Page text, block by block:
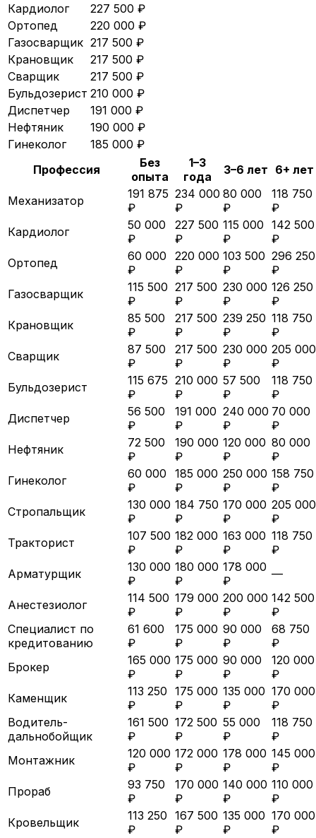
Кардиолог
227 500 ₽
Ортопед
220 000 ₽
Газосварщик 217 500 ₽
Крановщик
217 500 ₽
Сварщик
217 500 ₽
Бульдозерист 210 000 ₽
Диспетчер
191 000 ₽
Нефтяник
190 000 ₽
Гинеколог
185 000 ₽
Профессия
Без
опыта
1–3
года
3–6 лет 6+ лет
Механизатор
191 875
₽
234 000
₽
80 000
₽
118 750
₽
Кардиолог
50 000
₽
227 500
₽
115 000
₽
142 500
₽
Ортопед
60 000
₽
220 000
₽
103 500
₽
296 250
₽
Газосварщик
115 500
₽
217 500
₽
230 000
₽
126 250
₽
Крановщик
85 500
₽
217 500
₽
239 250
₽
118 750
₽
Сварщик
87 500
₽
217 500
₽
230 000
₽
205 000
₽
Бульдозерист
115 675
₽
210 000
₽
57 500
₽
118 750
₽
Диспетчер
56 500
₽
191 000
₽
240 000
₽
70 000
₽
Нефтяник
72 500
₽
190 000
₽
120 000
₽
80 000
₽
Гинеколог
60 000
₽
185 000
₽
250 000
₽
158 750
₽
Стропальщик
130 000
₽
184 750
₽
170 000
₽
205 000
₽
Тракторист
107 500
₽
182 000
₽
163 000
₽
118 750
₽
Арматурщик
130 000
₽
180 000
₽
178 000
₽
—
Анестезиолог
114 500
₽
179 000
₽
200 000
₽
142 500
₽
Специалист по
кредитованию
61 600
₽
175 000
₽
90 000
₽
68 750
₽
Брокер
165 000
₽
175 000
₽
90 000
₽
120 000
₽
Каменщик
113 250
₽
175 000
₽
135 000
₽
170 000
₽
Водитель-
дальнобойщик
161 500
₽
172 500
₽
55 000
₽
118 750
₽
Монтажник
120 000
₽
172 000
₽
178 000
₽
145 000
₽
Прораб
93 750
₽
170 000
₽
140 000
₽
110 000
₽
Кровельщик
113 250
₽
167 500
₽
135 000
₽
170 000
₽